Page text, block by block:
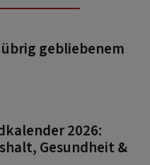
gebliebenem
2026:
Gesundheit &